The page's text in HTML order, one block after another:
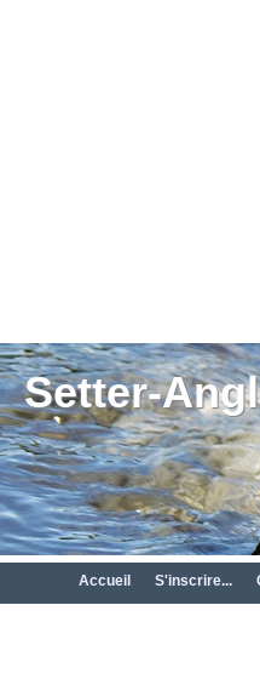
Setter-
Accueil S'inscrire...